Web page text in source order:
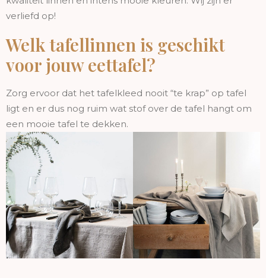
verliefd op!
Welk tafellinnen is geschikt
voor jouw eettafel?
Zorg ervoor dat het tafelkleed nooit “te krap” op tafel
ligt en er dus nog ruim wat stof over de tafel hangt om
een mooie tafel te dekken.